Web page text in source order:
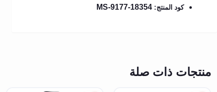
كود المنتج: MS-9177-18354
منتجات ذات صلة